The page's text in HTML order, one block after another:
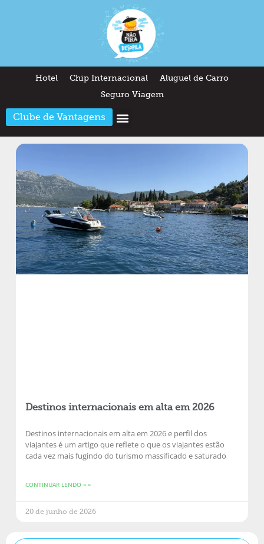
Hotel Chip Internacional
Aluguel de Carro
Seguro Viagem
Clube de Vantagens
Destinos internacionais em alta em 2026
Destinos internacionais em alta em 2026 e perfil dos
viajantes é um artigo que reflete o que os viajantes estão
cada vez mais fugindo do turismo massificado e saturado
CONTINUAR LENDO » »
20 de junho de 2026